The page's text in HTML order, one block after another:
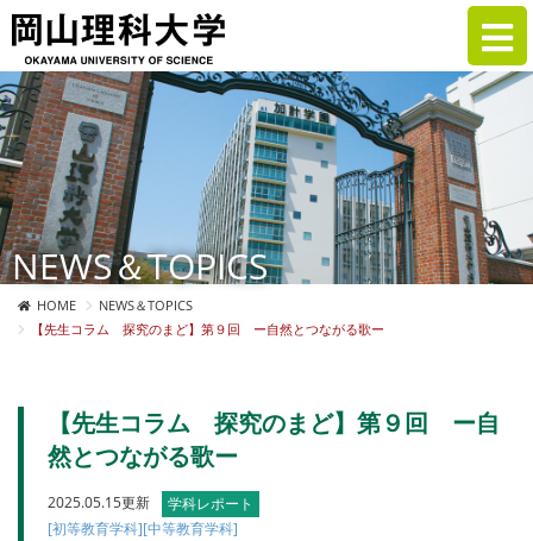
NEWS＆TOPICS
HOME
NEWS＆TOPICS
【先生コラム 探究のまど】第９回 ー自然とつながる歌ー
【先生コラム 探究のまど】第９回 ー自
然とつながる歌ー
2025.05.15更新
学科レポート
[初等教育学科][中等教育学科]